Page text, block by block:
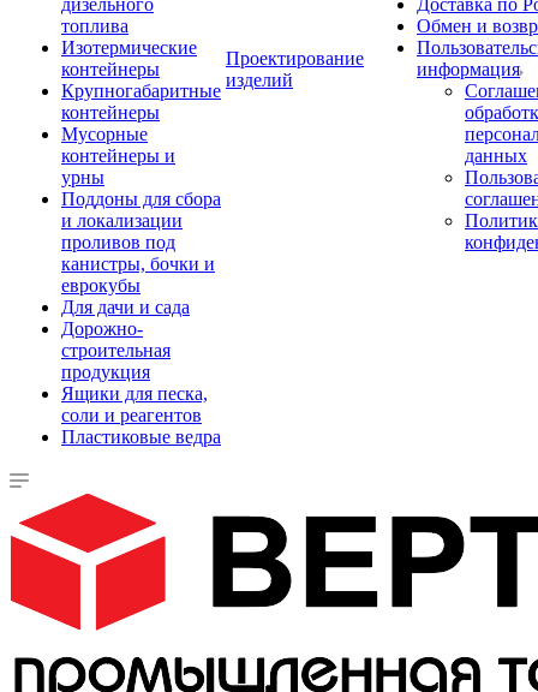
дизельного
топлива
Изотермические
контейнеры
Крупногабаритные
контейнеры
Мусорные
контейнеры и
урны
Поддоны для сбора
и локализации
проливов под
канистры, бочки и
еврокубы
Для дачи и сада
Дорожно-
строительная
продукция
Ящики для песка,
соли и реагентов
Пластиковые ведра
Проектирование
изделий
Доставка по
Обмен и
информация
данных